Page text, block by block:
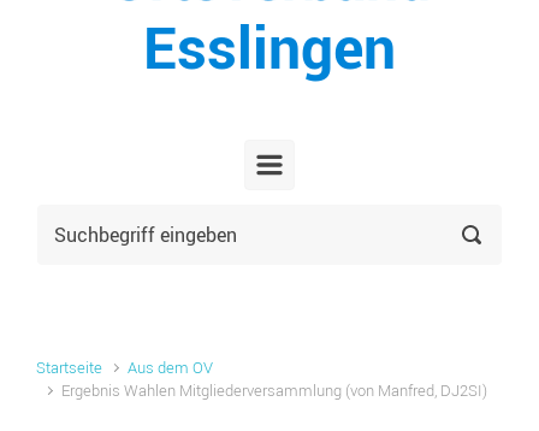
Esslingen
Startseite
Aus dem OV
Ergebnis Wahlen Mitgliederversammlung (von Manfred, DJ2SI)